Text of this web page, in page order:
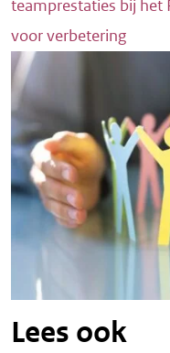
teamprestaties bij het
voor verbetering
Lees ook